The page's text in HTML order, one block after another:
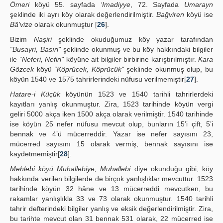
Ömeriköyü 55. sayfada ‘Imadiyye, 72. Sayfada Umarayn
şeklinde iki ayrı köy olarak değerlendirilmiştir.Bağviren köyü ise
Bâ'vize olarak okunmuştur [26].
Bizim Naşirişeklinde okuduğumuz köy yazar tarafından
“Busayri, Basıri"şeklinde okunmuş ve bu köy hakkındaki bilgiler
ile “Neferi, Nefiri"köyüne ait bilgiler birbirine karıştırılmıştır. Kara
Gözcekköyü “Köprûcek, Köprücük"şeklinde okunmuş olup, bu
köyün 1540 ve 1575 tahrirlerindeki nüfusu verilmemiştir[27].
Hatare-i Küçükköyünün 1523 ve 1540 tarihli tahrirlerdeki
kayıtları yanlış okunmuştur. Zira, 1523 tarihinde köyün vergi
geliri 5000 akça iken 1500 akça olarak verilmiştir. 1540 tarihinde
ise köyün 25 nefer nüfusu mevcut olup, bunların 15’i çift, 5’i
bennak ve 4’ü mücerreddir. Yazar ise nefer sayısını 23,
mücerred sayısını 15 olarak vermiş, bennak sayısını ise
kaydetmemiştir[28].
Mehlebi köyü Muhallebiye, Muhallebidiye okunduğu gibi, köy
hakkında verilen bilgilerde de birçok yanlışlıklar mevcuttur. 1523
tarihinde köyün 32 hâne ve 13 mücerreddi mevcutken, bu
rakamlar yanlışlıkla 33 ve 73 olarak okunmuştur. 1540 tarihli
tahrir defterindeki bilgiler yanlış ve eksik değerlendirilmiştir. Zira,
bu tarihte mevcut olan 31 bennak 531 olarak, 22 mücerred ise